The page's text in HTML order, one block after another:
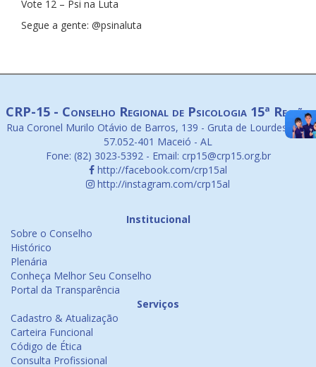
Vote 12 – Psi na Luta
Segue a gente: @psinaluta
CRP-15 - Conselho Regional de Psicologia 15ª Região
Rua Coronel Murilo Otávio de Barros, 139 - Gruta de Lourdes. CEP
57.052-401 Maceió - AL
Fone: (82) 3023-5392 - Email: crp15@crp15.org.br
http://facebook.com/crp15al
http://instagram.com/crp15al
Institucional
Sobre o Conselho
Histórico
Plenária
Conheça Melhor Seu Conselho
Portal da Transparência
Serviços
Cadastro & Atualização
Carteira Funcional
Código de Ética
Consulta Profissional